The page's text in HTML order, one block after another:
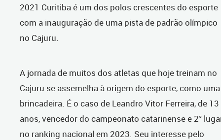
2021 Curitiba é um dos polos crescentes do esporte
com a inauguração de uma pista de padrão olímpico
no Cajuru.
A jornada de muitos dos atletas que hoje treinam no
Cajuru se assemelha à origem do esporte, como uma
brincadeira. É o caso de Leandro Vitor Ferreira, de 13
anos, vencedor do campeonato catarinense e 2°
no ranking nacional em 2023. Seu interesse pelo